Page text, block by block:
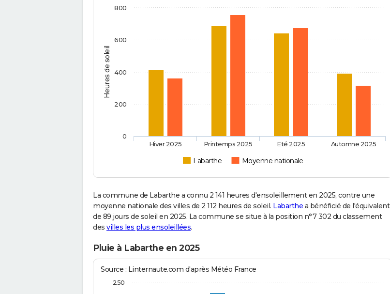
Heures de soleil
Labarthe Moyenne nationale
Hiver 2025 Printemps 2025 Eté 2025 Automne 2025
0
200
400
600
800
La commune de Labarthe a connu 2 141 heures d'ensoleillement en 2025, contre une
moyenne nationale des villes de 2 112 heures de soleil. Labarthe a bénéficié de l'équivalent
de 89 jours de soleil en 2025. La commune se situe à la position n°7 302 du classement
des villes les plus ensoleillées.
Pluie à Labarthe en 2025
Source : Linternaute.com d'après Météo France
250